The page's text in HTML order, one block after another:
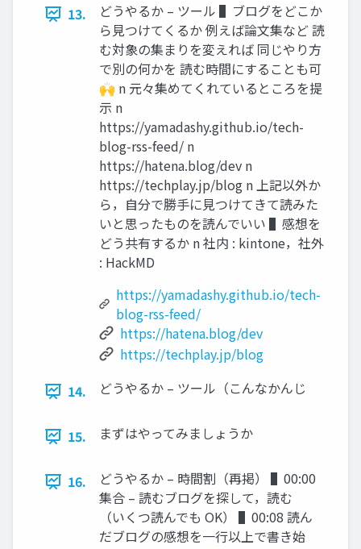
13.
どうやるか – ツール ▌ブログをどこか
ら⾒つけてくるか 例えば論⽂集など 読
む対象の集まりを変えれば 同じやり⽅
で別の何かを 読む時間にすることも可
🙌 n 元々集めてくれているところを提
⽰ n
https://yamadashy.github.io/tech-
blog-rss-feed/ n
https://hatena.blog/dev n
https://techplay.jp/blog n 上記以外か
ら，⾃分で勝⼿に⾒つけてきて読みた
いと思ったものを読んでいい ▌感想を
どう共有するか n 社内 : kintone，社外
: HackMD
https://yamadashy.github.io/tech-
blog-rss-feed/
https://hatena.blog/dev
https://techplay.jp/blog
14.
どうやるか – ツール（こんなかんじ
15. まずはやってみましょうか
16.
どうやるか – 時間割（再掲） ▌00:00
集合 – 読むブログを探して，読む
（いくつ読んでも OK） ▌00:08 読ん
だブログの感想を⼀⾏以上で書き始